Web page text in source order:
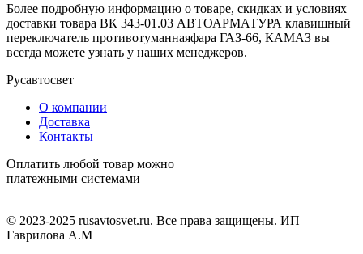
Более подробную информацию о товаре, скидках и условиях
доставки товара ВК 343-01.03 АВТОАРМАТУРА клавишный
переключатель противотуманнаяфара ГАЗ-66, КАМАЗ вы
всегда можете узнать у наших менеджеров.
Русавтосвет
О компании
Доставка
Контакты
Оплатить любой товар можно
платежными системами
© 2023-2025 rusavtosvet.ru. Все права защищены. ИП
Гаврилова А.М